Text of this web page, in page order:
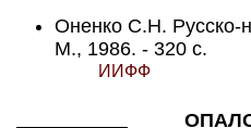
Оненко С.Н. Русско-
М., 1986. - 320 с.
ИИФФ